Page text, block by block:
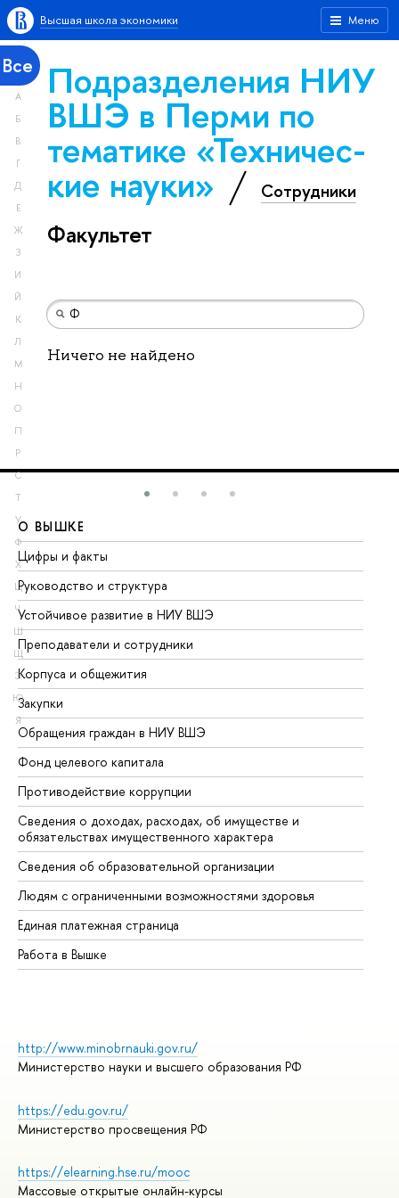
Меню
Высшая школа экономики
Все
А
Б
В
Г
Д
Е
Ж
З
И
Й
К
Л
М
Н
О
П
Р
С
Т
У
Ф
Х
Ц
Ч
Ш
Щ
Э
Ю
Я
Подразделения НИУ
ВШЭ в Перми по
тематике «Тех­ничес­
кие науки» Сотрудники
Факультет
Ничего не найдено
О ВЫШКЕ
Цифры и факты
Руководство и структура
Устойчивое развитие в НИУ ВШЭ
Преподаватели и сотрудники
Корпуса и общежития
Закупки
Обращения граждан в НИУ ВШЭ
Фонд целевого капитала
Противодействие коррупции
Сведения о доходах, расходах, об имуществе и
обязательствах имущественного характера
Сведения об образовательной организации
Людям с ограниченными возможностями здоровья
Единая платежная страница
Работа в Вышке
http://www.minobrnauki.gov.ru/
Министерство науки и высшего образования РФ
https://edu.gov.ru/
Министерство просвещения РФ
https://elearning.hse.ru/mooc
Массовые открытые онлайн-курсы